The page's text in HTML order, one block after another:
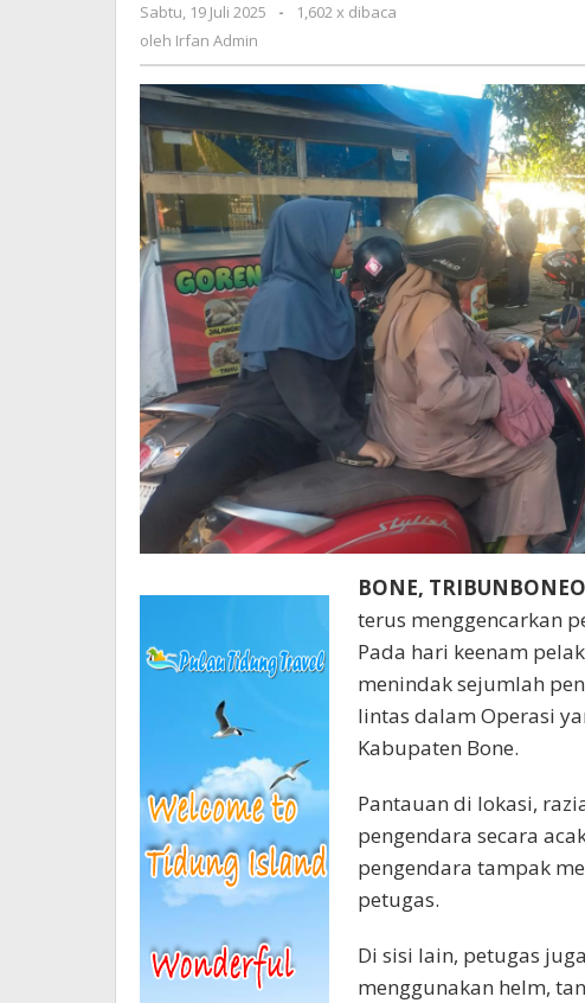
Sabtu, 19 Juli 2025
oleh
-
1,602 x dibaca
oleh Irfan Admin
BONE,
terus menggencarkan
Pada hari keenam
menindak sejumlah
lintas dalam Operasi
Kabupaten Bone.
Pantauan di lokasi,
pengendara secara
pengendara tampak
petugas.
Di sisi lain, petugas
menggunakan helm,